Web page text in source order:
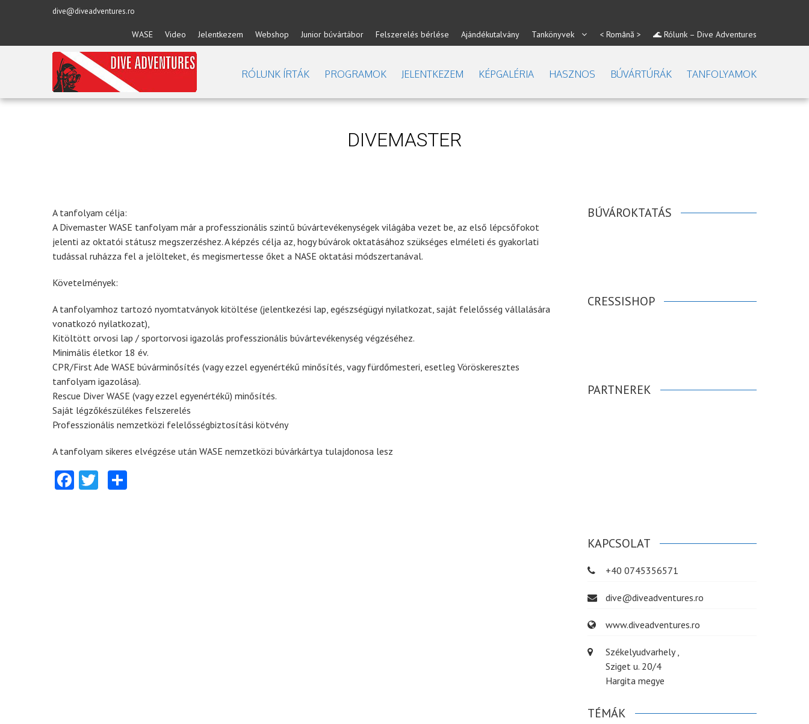
dive@diveadventures.ro
WASE Video Jelentkezem Webshop Junior búvártábor Felszerelés bérlése Ajándékutalvány Tankönyvek < Română > 🌊 Rólunk – Dive Adventures
RÓLUNK ÍRTÁK PROGRAMOK JELENTKEZEM KÉPGALÉRIA HASZNOS BÚVÁRTÚRÁK TANFOLYAMOK
DIVEMASTER
A tanfolyam célja:
A Divemaster WASE tanfolyam már a professzionális szintű búvártevékenységek világába vezet be, az első lépcsőfokot
jelenti az oktatói státusz megszerzéshez. A képzés célja az, hogy búvárok oktatásához szükséges elméleti és gyakorlati
tudással ruházza fel a jelölteket, és megismertesse őket a NASE oktatási módszertanával.
Követelmények:
A tanfolyamhoz tartozó nyomtatványok kitöltése (jelentkezési lap, egészségügyi nyilatkozat, saját felelősség vállalására
vonatkozó nyilatkozat),
Kitöltött orvosi lap / sportorvosi igazolás professzionális búvártevékenység végzéséhez.
Minimális életkor 18 év.
CPR/First Ade WASE búvárminősítés (vagy ezzel egyenértékű minősítés, vagy fürdőmesteri, esetleg Vöröskeresztes
tanfolyam igazolása).
Rescue Diver WASE (vagy ezzel egyenértékű) minősítés.
Saját légzőkészülékes felszerelés
Professzionális nemzetközi felelősségbiztosítási kötvény
A tanfolyam sikeres elvégzése után WASE nemzetközi búvárkártya tulajdonosa lesz
Facebook
Twitter
BÚVÁROKTATÁS
CRESSISHOP
PARTNEREK
KAPCSOLAT
+40 0745356571
dive@diveadventures.ro
www.diveadventures.ro
Székelyudvarhely ,
Sziget u. 20/4
Hargita megye
TÉMÁK